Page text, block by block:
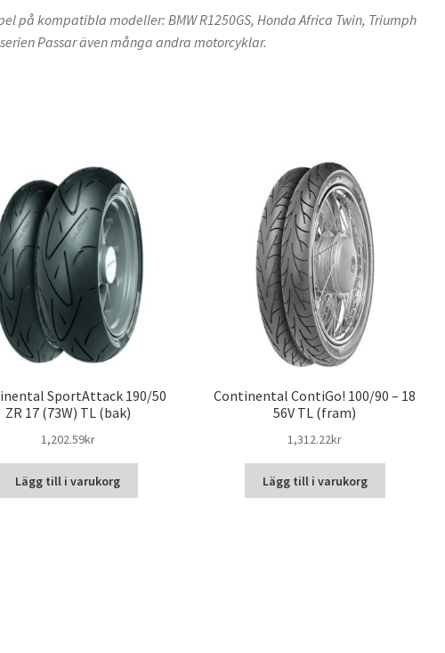
på kompatibla modeller: BMW R1250GS, Honda Africa Twin, Triumph
Passar även många andra motorcyklar.
SportAttack 190/50
ZR 17 (73W) TL (bak)
1,202.59kr
Lägg till i varukorg
Continental ContiGo! 100/90 – 18
56V TL (fram)
1,312.22kr
Lägg till i varukorg